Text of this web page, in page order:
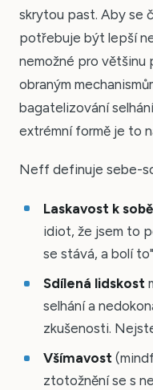
skrytou past. Aby se
potřebuje být lepší
nemožné pro většinu
obraným
bagatelizování
extrémní formě je to
Neff definuje sebe-
Laskavost k sobě
idiot, že jsem to
se stává, a bolí
Sdílená lidskost
selhání a
zkušenosti.
Všímavost
ztotožnění se s